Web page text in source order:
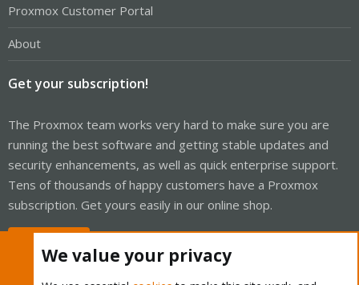
Proxmox Customer Portal
About
Get your subscription!
The Proxmox team works very hard to make sure you are
running the best software and getting stable updates and
security enhancements, as well as quick enterprise support.
Tens of thousands of happy customers have a Proxmox
subscription. Get yours easily in our online shop.
We value your privacy